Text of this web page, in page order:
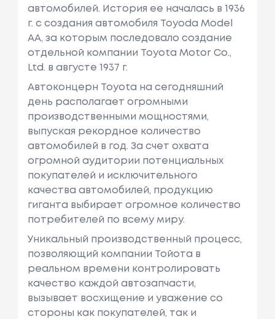
автомобилей. История ее началась в 1936
г. с создания автомобиля Toyoda Model
AA, за которым последовало создание
отдельной компании Toyota Motor Co.,
Ltd. в августе 1937 г.
Автоконцерн Toyota на сегодняшний
день располагает огромными
производственными мощностями,
выпуская рекордное количество
автомобилей в год. За счет охвата
огромной аудитории потенциальных
покупателей и исключительного
качества автомобилей, продукцию
гиганта выбирает огромное количество
потребителей по всему миру.
Уникальный производственный процесс,
позволяющий компании Тойота в
реальном времени контролировать
качество каждой автозапчасти,
вызывает восхищение и уважение со
стороны как покупателей, так и